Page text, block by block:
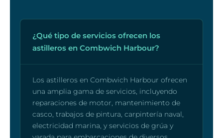
¿Qué tipo de servicios ofrecen los
astilleros en Combwich Harbour?
Los astilleros en Combwich Harbour ofrecen
una amplia gama de servicios, incluyendo
reparaciones de motor, mantenimiento de
casco, trabajos de pintura, carpintería naval,
electricidad marina, y servicios de grúa y